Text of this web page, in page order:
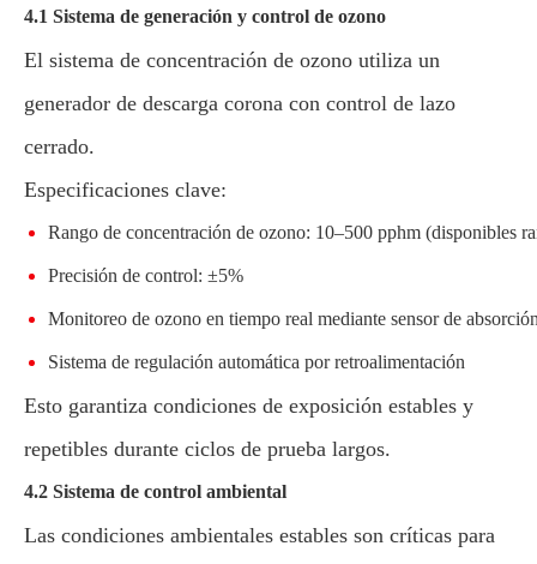
4.1 Sistema de generación y control de ozono
El sistema de concentración de ozono utiliza un
generador de descarga corona con control de lazo
cerrado.
Especificaciones clave:
Rango de concentración de ozono: 10–500 pphm (disponibles
Precisión de control: ±5%
Monitoreo de ozono en tiempo real mediante sensor de
Sistema de regulación automática por retroalimentación
Esto garantiza condiciones de exposición estables y
repetibles durante ciclos de prueba largos.
4.2 Sistema de control ambiental
Las condiciones ambientales estables son críticas para